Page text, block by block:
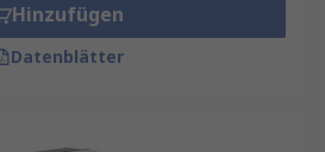
Hinzufügen
Datenblätter